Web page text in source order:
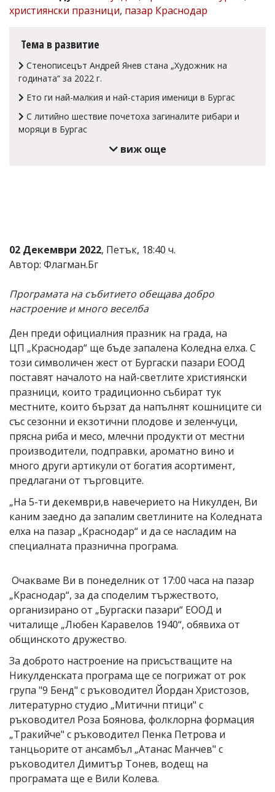
Коментарите
читателите
редакцията
носи
отговорност
сигнализирайте
ни!
християнски празници, пазар Краснодар
Тема в развитие
Стенописецът Андрей Янев стана „Художник на
годината“ за 2022 г.
Ето ги най-малкия и най-стария именици в Бургас
С литийно шествие почетоха загиналите рибари и
моряци в Бургас
виж още
02 Декември 2022, Петък, 18:40 ч.
Автор: Флагман.Бг
Програмата на събитието обещава добро
настроение и много веселба
Ден преди официалния празник на града, на
ЦП „Краснодар“ ще бъде запалена Коледна елха. С
този символичен жест от Бургаски пазари ЕООД
поставят началото на най-светлите християнски
празници, които традиционно събират тук
местните, които бързат да напълнят кошниците си
със сезонни и екзотични плодове и зеленчуци,
прясна риба и месо, млечни продукти от местни
производители, подправки, ароматно вино и
много други артикули от богатия асортимент,
предлагани от търговците.
„На 5-ти декември,в навечерието на Никулден, Ви
каним заедно да запалим светлините на Коледната
елха на пазар „Краснодар“ и да се насладим на
специалната празнична програма.
Очакваме Ви в понеделник от 17:00 часа на пазар
„Краснодар“, за да споделим тържеството,
организирано от „Бургаски пазари“ ЕООД и
читалище „Любен Каравелов 1940“, обявиха от
общинското дружество.
За доброто настроение на присъстващите на
Никулденската програма ще се погрижат от рок
група "9 Бенд" с ръководител Йордан Христозов,
литературно студио „Митични птици" с
ръководител Роза Боянова, фолклорна формация
„Тракийче" с ръководител Пенка Петрова и
танцьорите от ансамбъл „Атанас Манчев" с
ръководител Димитър Тонев, водещ на
програмата ще е Вили Колева.